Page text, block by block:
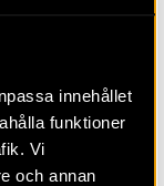
innehållet
funktioner
Vi
och annan
tidigaste